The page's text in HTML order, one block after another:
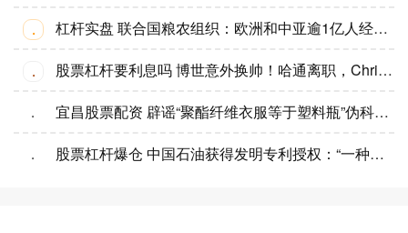
· 杠杆实盘 联合国粮农组织：欧洲和中亚逾1亿人经历粮食短缺
· 股票杠杆要利息吗 博世意外换帅！哈通离职，Christian Fischer接任
· 宜昌股票配资 辟谣“聚酯纤维衣服等于塑料瓶”伪科普 中国石油科学拆解误区
· 股票杠杆爆仓 中国石油获得发明专利授权：“一种可改造性确定方法、装置、存储介质及电子设备”